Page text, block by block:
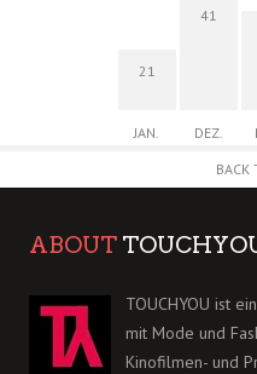
21
JAN.
41
DEZ.
BACK
ABOUT
TOUCHYOU ist
mit Mode und
Kinofilmen- und